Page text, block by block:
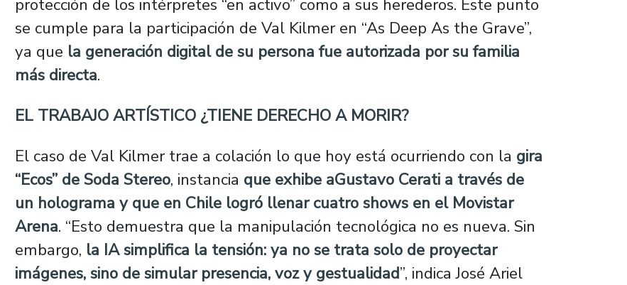
protección de los intérpretes “en activo” como a sus herederos. Este punto
se cumple para la participación de Val Kilmer en “As Deep As the Grave”,
ya que la generación digital de su persona fue autorizada por su familia
más directa.
EL TRABAJO ARTÍSTICO ¿TIENE DERECHO A MORIR?
El caso de Val Kilmer trae a colación lo que hoy está ocurriendo con la gira
“Ecos” de Soda Stereo, instancia que exhibe aGustavo Cerati a través de
un holograma y que en Chile logró llenar cuatro shows en el Movistar
Arena. “Esto demuestra que la manipulación tecnológica no es nueva. Sin
embargo, la IA simplifica la tensión: ya no se trata solo de proyectar
imágenes, sino de simular presencia, voz y gestualidad”, indica José Ariel